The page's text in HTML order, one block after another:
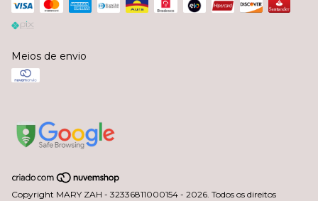
Meios de envio
Copyright MARY ZAH - 32336811000154 - 2026. Todos os direitos